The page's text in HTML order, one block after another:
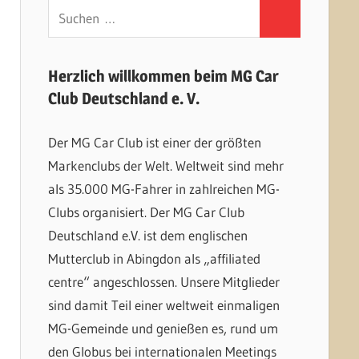
Suchen
nach:
Herzlich willkommen beim MG Car
Club Deutschland e. V.
Der MG Car Club ist einer der größten
Markenclubs der Welt. Weltweit sind mehr
als 35.000 MG-Fahrer in zahlreichen MG-
Clubs organisiert. Der MG Car Club
Deutschland e.V. ist dem englischen
Mutterclub in Abingdon als „affiliated
centre“ angeschlossen. Unsere Mitglieder
sind damit Teil einer weltweit einmaligen
MG-Gemeinde und genießen es, rund um
den Globus bei internationalen Meetings